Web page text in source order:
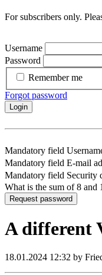
For subscribers only.
Username
Password
Remember me
Forgot password
Login
Mandatory field
Mandatory field E-mail
Mandatory field Security
What is the sum of 8 and
Request password
A different
18.01.2024 12:32 by